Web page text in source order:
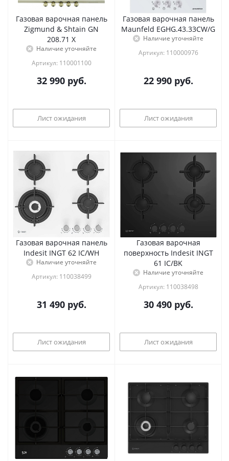
Газовая варочная панель
Zigmund & Shtain GN
208.71 X
Наличие уточняйте
Артикул: 110001100
32 990руб.
Лист ожидания
Газовая варочная панель
Maunfeld EGHG.43.33CW/G
Наличие уточняйте
Артикул: 110000976
22 990руб.
Лист ожидания
Газовая варочная панель
Indesit INGT 62 IC/WH
Наличие уточняйте
Артикул: 110038499
31 490руб.
Лист ожидания
Газовая варочная
поверхность Indesit INGT
61 IC/BK
Наличие уточняйте
Артикул: 110038498
30 490руб.
Лист ожидания